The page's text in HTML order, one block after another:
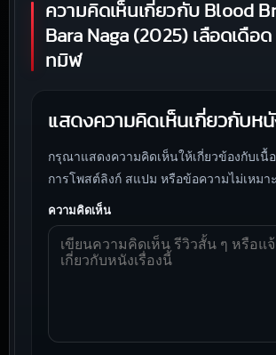
ความคิดเห็นเกี่ยวกับ Blood
Bara Naga (2025) เลือดเดือ
ทมิฬ
แสดงความคิดเห็นเกี่ยวกับหนั
กรุณาแสดงความคิดเห็นให้เกี่ยวข้องกับเนื้
การโพสต์ลิงก์ สแปม หรือข้อความไม่เหมา
ความคิดเห็น